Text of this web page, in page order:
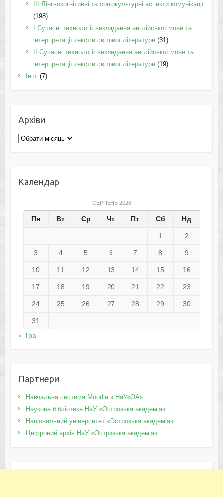
IІI Лінгвокогнітивні та соціокультурні аспекти комунікації
(198)
I Cучасні технології викладання англійської мови та
інтерпретації текстів світової літератури(31)
II Cучасні технології викладання англійської мови та
інтерпретації текстів світової літератури(19)
Інші (7)
Архіви
Архіви
Календар
СЕРПЕНЬ 2026
Пн Вт Ср Чт Пт Сб Нд
1 2
3 4 5 6 7 8 9
10 11 12 13 14 15 16
17 18 19 20 21 22 23
24 25 26 27 28 29 30
31
« Тра
Партнери
Навчальна система Moodle в НаУ«ОА»
Наукова бібліотека НаУ «Острозька академія»
Національний університет «Острозька академія»
Цифровий архів НаУ «Острозька академія»